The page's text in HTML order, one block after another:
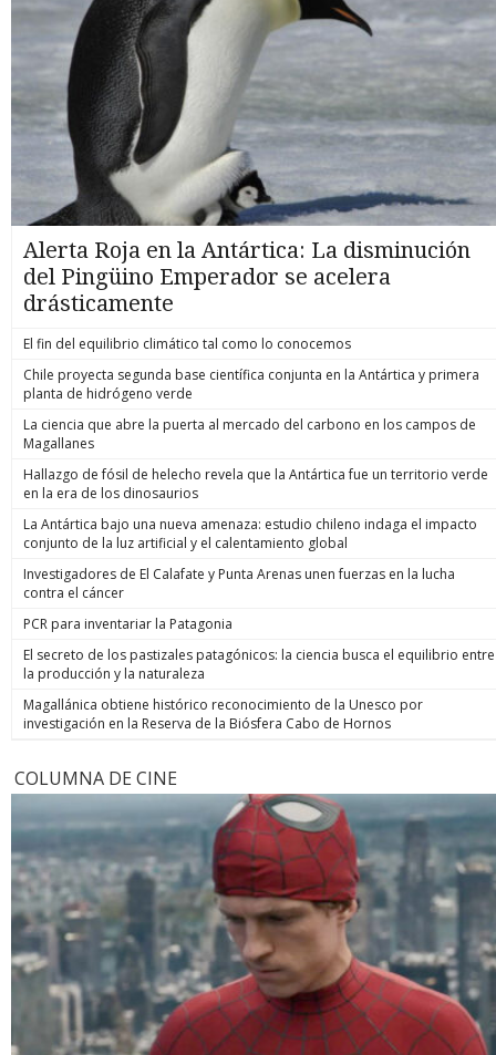
Alerta Roja en la Antártica: La disminución
del Pingüino Emperador se acelera
drásticamente
El fin del equilibrio climático tal como lo conocemos
Chile proyecta segunda base científica conjunta en la Antártica y primera
planta de hidrógeno verde
La ciencia que abre la puerta al mercado del carbono en los campos de
Magallanes
Hallazgo de fósil de helecho revela que la Antártica fue un territorio verde
en la era de los dinosaurios
La Antártica bajo una nueva amenaza: estudio chileno indaga el impacto
conjunto de la luz artificial y el calentamiento global
Investigadores de El Calafate y Punta Arenas unen fuerzas en la lucha
contra el cáncer
PCR para inventariar la Patagonia
El secreto de los pastizales patagónicos: la ciencia busca el equilibrio entre
la producción y la naturaleza
Magallánica obtiene histórico reconocimiento de la Unesco por
investigación en la Reserva de la Biósfera Cabo de Hornos
COLUMNA DE CINE